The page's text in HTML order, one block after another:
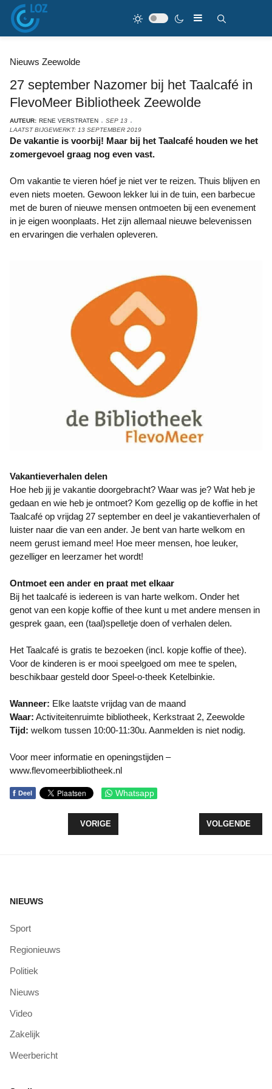
Nieuws Zeewolde
27 september Nazomer bij het Taalcafé in
FlevoMeer Bibliotheek Zeewolde
AUTEUR: RENE VERSTRATEN
SEP 13
LAATST BIJGEWERKT: 13 SEPTEMBER 2019
De vakantie is voorbij! Maar bij het Taalcafé houden we het
zomergevoel graag nog even vast.
Om vakantie te vieren hóef je niet ver te reizen. Thuis blijven en
even niets moeten. Gewoon lekker lui in de tuin, een barbecue
met de buren of nieuwe mensen ontmoeten bij een evenement
in je eigen woonplaats. Het zijn allemaal nieuwe belevenissen
en ervaringen die verhalen opleveren.
Vakantieverhalen delen
Hoe heb jij je vakantie doorgebracht? Waar was je? Wat heb je
gedaan en wie heb je ontmoet? Kom gezellig op de koffie in het
Taalcafé op vrijdag 27 september en deel je vakantieverhalen of
luister naar die van een ander. Je bent van harte welkom en
neem gerust iemand mee! Hoe meer mensen, hoe leuker,
gezelliger en leerzamer het wordt!
Ontmoet een ander en praat met elkaar
Bij het taalcafé is iedereen is van harte welkom. Onder het
genot van een kopje koffie of thee kunt u met andere mensen in
gesprek gaan, een (taal)spelletje doen of verhalen delen.
Het Taalcafé is gratis te bezoeken (incl. kopje koffie of thee).
Voor de kinderen is er mooi speelgoed om mee te spelen,
beschikbaar gesteld door Speel-o-theek Ketelbinkie.
Wanneer: Elke laatste vrijdag van de maand
Waar: Activiteitenruimte bibliotheek, Kerkstraat 2, Zeewolde
Tijd: welkom tussen 10:00-11:30u. Aanmelden is niet nodig.
Voor meer informatie en openingstijden –
www.flevomeerbibliotheek.nl
f Deel Whatsapp
VORIG ARTIKEL: STICHTING DE VERBEELDING
VORIGE VOLGENDE
VOLGENDE
NIEUWS
Sport
Regionieuws
Politiek
Nieuws
Video
Zakelijk
Weerbericht